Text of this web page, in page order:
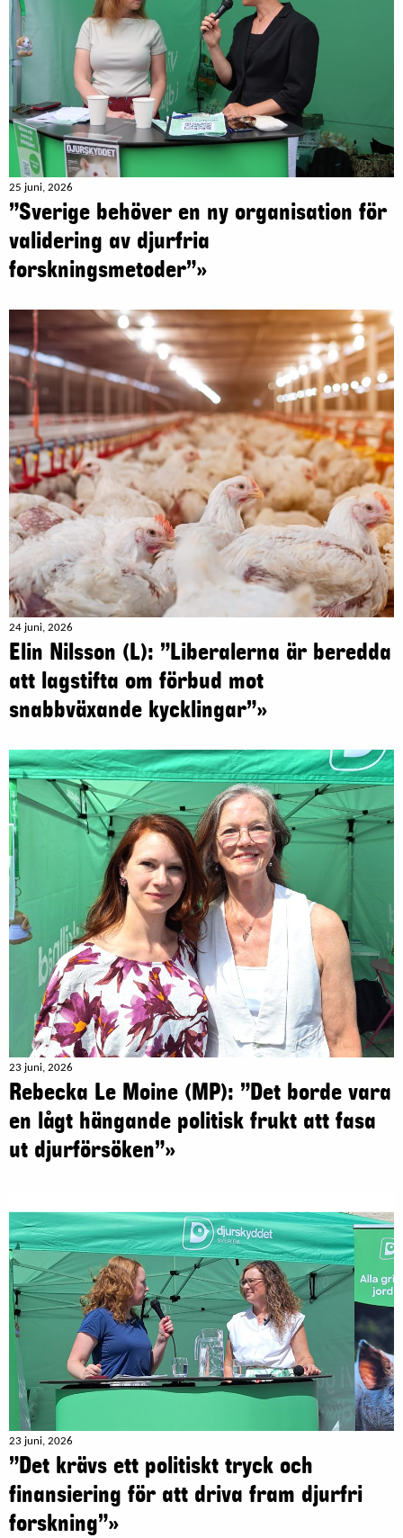
25 juni, 2026
”Sverige behöver en ny organisation för
validering av djurfria
forskningsmetoder”»
24 juni, 2026
Elin Nilsson (L): ”Liberalerna är beredda
att lagstifta om förbud mot
snabbväxande kycklingar”»
23 juni, 2026
Rebecka Le Moine (MP): ”Det borde vara
en lågt hängande politisk frukt att fasa
ut djurförsöken”»
23 juni, 2026
”Det krävs ett politiskt tryck och
finansiering för att driva fram djurfri
forskning”»